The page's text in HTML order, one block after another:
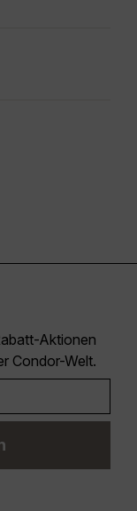
Aktionen
Condor-Welt.